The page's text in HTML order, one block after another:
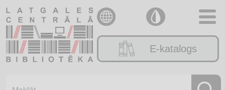
E-katalogs